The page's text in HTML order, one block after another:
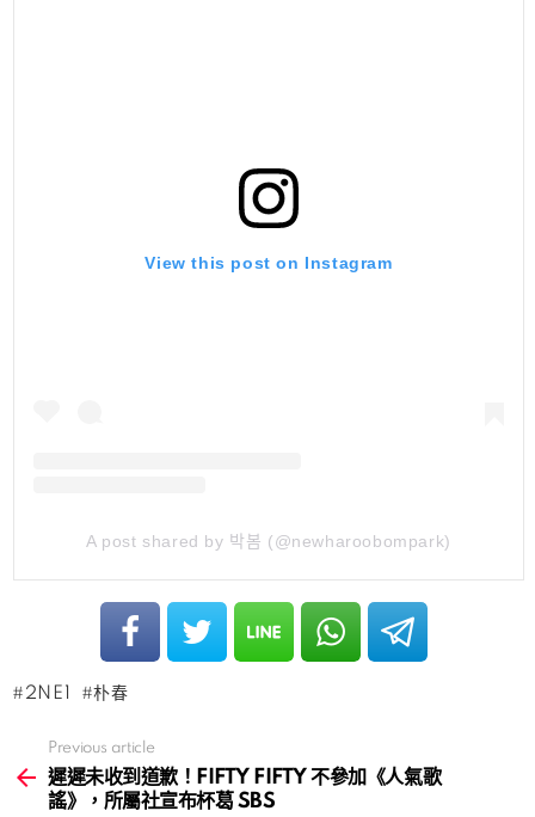
View this post on Instagram
A post shared by 박봄 (@newharoobompark)
2NE1 朴春
more
Previous article
遲遲未收到道歉！FIFTY FIFTY 不參加《人氣歌
謠》，所屬社宣布杯葛 SBS